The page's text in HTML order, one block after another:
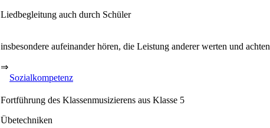
Liedbegleitung auch durch Schüler
insbesondere aufeinander hören, die Leistung anderer werten und achten
⇒
Sozialkompetenz
Fortführung des Klassenmusizierens aus Klasse 5
Übetechniken